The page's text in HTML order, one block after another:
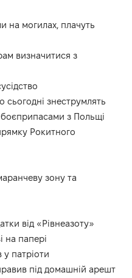
на могилах, плачуть
визначитися з
сьогодні знеструмлять
з Польщі
Рокитного
зону та
від «Рівнеазоту»
на папері
патріоти
під домашній арешт